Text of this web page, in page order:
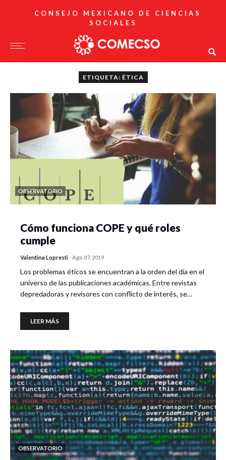
CONSEJO MEXICANO DE CIENCIAS
SOCIALES
ETIQUETA: ÉTICA
OBSERVATORIO
Cómo funciona COPE y qué roles
cumple
Valentina Lopresti -Ago 07, 2019
Los problemas éticos se encuentran a la orden del día en el
universo de las publicaciones académicas. Entre revistas
depredadoras y revisores con conflicto de interés, se…
LEER MÁS
OBSERVATORIO